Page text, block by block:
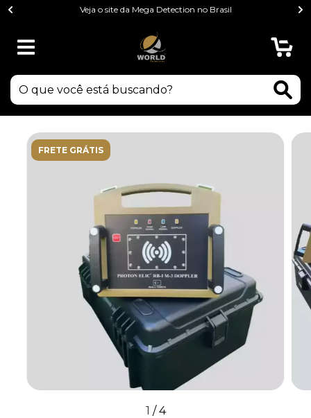
Veja o site da Mega Detection no Brasil
FRETE GRÁTIS
1 /4